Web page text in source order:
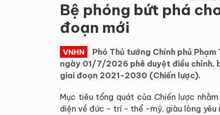
Bệ phóng bứt phá
đoạn mới
VNHN
Phó Thủ tướng Chính phủ
ngày 01/7/2026 phê duyệt điều chỉnh,
giai đoạn 2021-2030 (Chiến lược).
Mục tiêu tổng quát của Chiến lược
diện về đức - trí - thể -mỹ, giàu lòng yêu